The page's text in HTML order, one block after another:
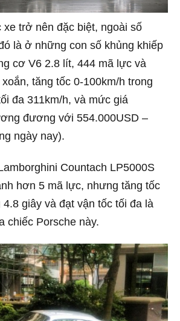
trở nên đặc biệt, ngoài số
là ở những con số khủng khiếp
cơ V6 2.8 lít, 444 mã lực và
tăng tốc 0-100km/h trong
đa 311km/h, và mức giá
đương với 554.000USD –
ngày nay).
Countach LP5000S
hơn 5 mã lực, nhưng tăng tốc
giây và đạt vận tốc tối đa là
chiếc Porsche này.